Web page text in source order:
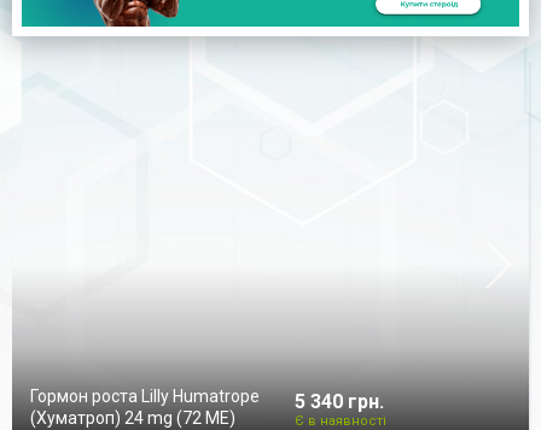
Гормон роста Lilly Humatrope
(Хуматроп) 24 mg (72 МЕ)
5 340 грн.
Є в наявності